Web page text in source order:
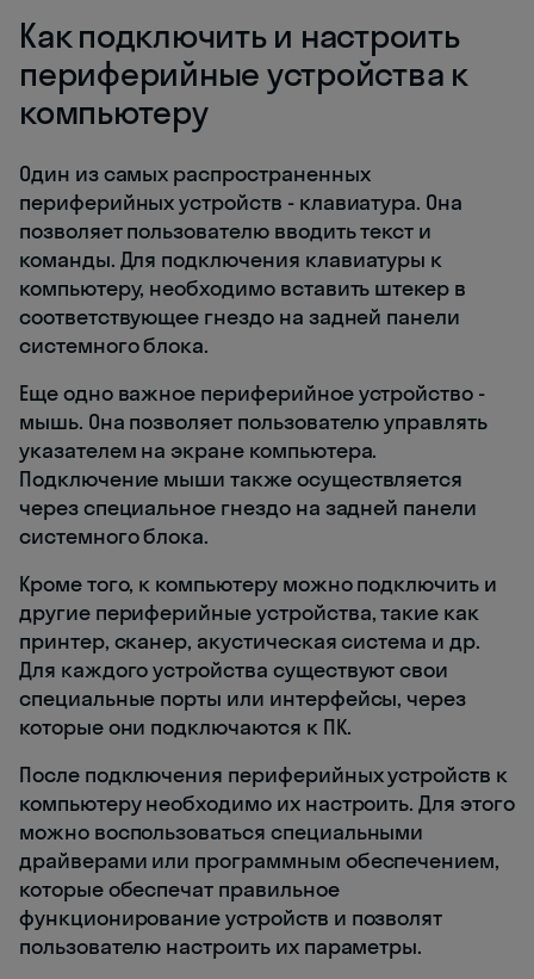
Как подключить и настроить
периферийные устройства к
компьютеру
Один из самых распространенных
периферийных устройств - клавиатура. Она
позволяет пользователю вводить текст и
команды. Для подключения клавиатуры к
компьютеру, необходимо вставить штекер в
соответствующее гнездо на задней панели
системного блока.
Еще одно важное периферийное устройство -
мышь. Она позволяет пользователю управлять
указателем на экране компьютера.
Подключение мыши также осуществляется
через специальное гнездо на задней панели
системного блока.
Кроме того, к компьютеру можно подключить и
другие периферийные устройства, такие как
принтер, сканер, акустическая система и др.
Для каждого устройства существуют свои
специальные порты или интерфейсы, через
которые они подключаются к ПК.
После подключения периферийных устройств к
компьютеру необходимо их настроить. Для этого
можно воспользоваться специальными
драйверами или программным обеспечением,
которые обеспечат правильное
функционирование устройств и позволят
пользователю настроить их параметры.